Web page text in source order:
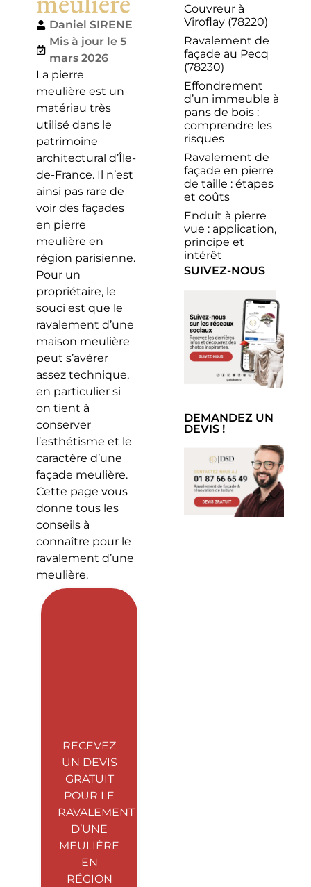
Daniel SIRENE
Mis à jour le 5
mars 2026
La pierre
meulière est un
matériau très
utilisé dans le
patrimoine
architectural d’Île-
de-France. Il n’est
ainsi pas rare de
voir des façades
en pierre
meulière en
région parisienne.
Pour un
propriétaire, le
souci est que le
ravalement d’une
maison meulière
peut s’avérer
assez technique,
en particulier si
on tient à
conserver
l’esthétisme et le
caractère d’une
façade meulière.
Cette page vous
donne tous les
conseils à
connaître pour le
ravalement d’une
meulière.
RECEVEZ
UN DEVIS
GRATUIT
POUR LE
RAVALEMENT
D’UNE
MEULIÈRE
EN
RÉGION
Couvreur à
Viroflay (78220)
Ravalement de
façade au Pecq
(78230)
Effondrement
d’un immeuble à
pans de bois :
comprendre les
risques
Ravalement de
façade en pierre
de taille : étapes
et coûts
Enduit à pierre
vue : application,
principe et
intérêt
SUIVEZ-NOUS
DEMANDEZ UN
DEVIS !